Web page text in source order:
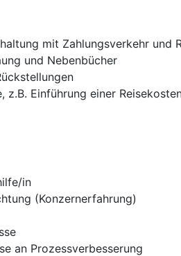
mit Zahlungsverkehr und
und Nebenbücher
Einführung einer
in
(Konzernerfahrung)
an Prozessverbesserung